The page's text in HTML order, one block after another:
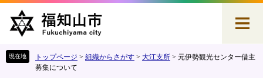
トップページ > 組織からさがす > 大江支所 > 元伊勢観光センター借主
募集について